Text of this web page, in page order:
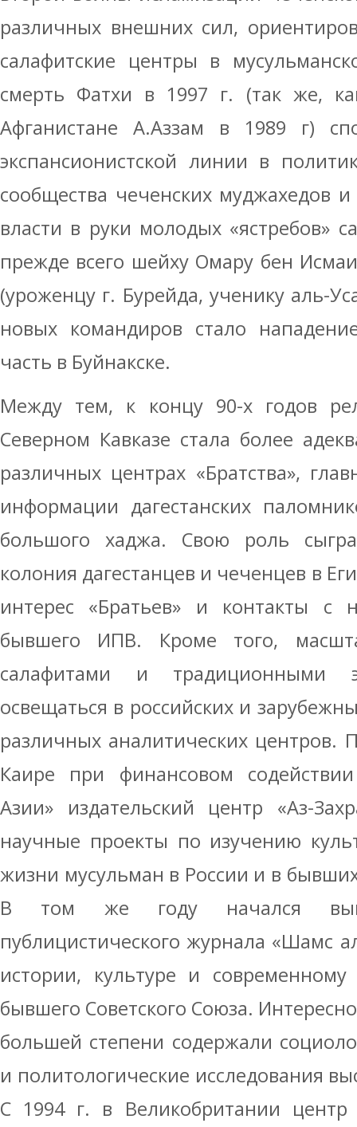
различных внешних сил,
салафитские центры в
смерть Фатхи в 1997 г. (так же,
Афганистане А.Аззам в 1989 г)
экспансионистской линии в
сообщества чеченских муджахедов
власти в руки молодых «ястребов»
прежде всего шейху Омару бен
(уроженцу г. Бурейда, ученику аль-
новых командиров стало
часть в Буйнакске.
Между тем, к концу 90-х годов
Северном Кавказе стала более
различных центрах «Братства»,
информации дагестанских
большого хаджа. Свою роль
колония дагестанцев и чеченцев в
интерес «Братьев» и контакты с
бывшего ИПВ. Кроме того,
салафитами и традиционными
освещаться в российских и
различных аналитических центров.
Каире при финансовом
Азии» издательский центр «Аз-
научные проекты по изучению
жизни мусульман в России и в
В том же году начался
публицистического журнала «Шамс
истории, культуре и
бывшего Советского Союза.
большей степени содержали
и политологические исследования
С 1994 г. в Великобритании центр